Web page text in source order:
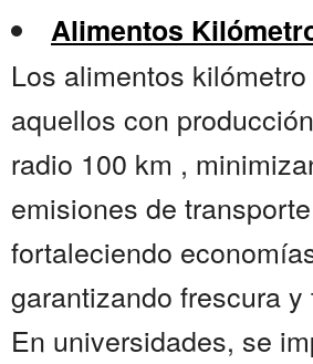
Alimentos
Los alimentos
aquellos con
radio 100 km ,
emisiones de
fortaleciendo
garantizando frescura y
En universidades, se